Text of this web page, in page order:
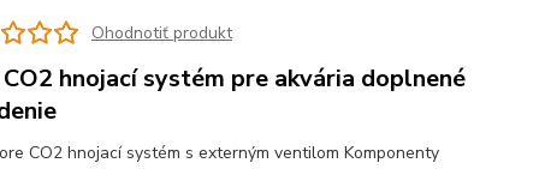
Ohodnotiť produkt
hnojací systém pre akvária doplnené
CO2 hnojací systém s externým ventilom Komponenty